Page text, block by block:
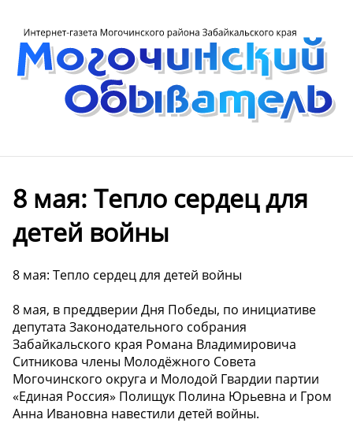
8 мая: Тепло сердец для
детей войны
8 мая: Тепло сердец для детей войны
8 мая, в преддверии Дня Победы, по инициативе
депутата Законодательного собрания
Забайкальского края Романа Владимировича
Ситникова члены Молодёжного Совета
Могочинского округа и Молодой Гвардии партии
«Единая Россия» Полищук Полина Юрьевна и Гром
Анна Ивановна навестили детей войны.